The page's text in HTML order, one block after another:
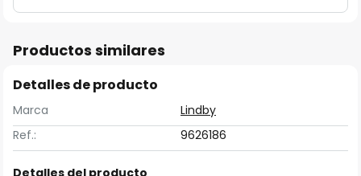
Productos similares
Detalles de producto
Marca
Lindby
Ref.:
9626186
Detalles del producto